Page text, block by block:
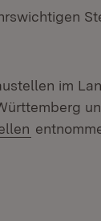
im
(Öffnet in